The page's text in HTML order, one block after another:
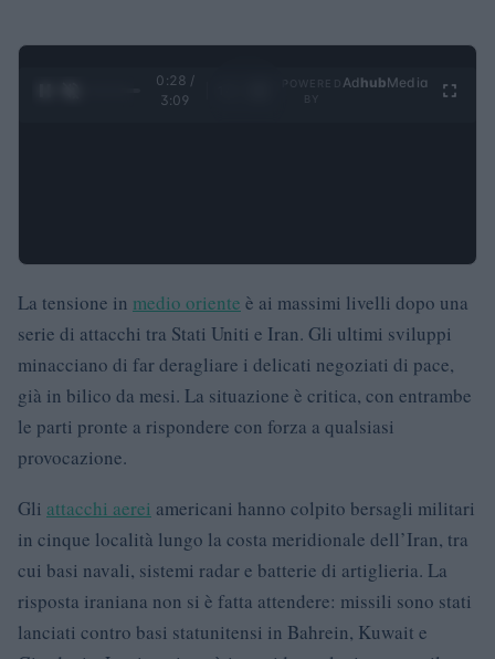
0:29 /
3:09
Ad hubMedia
La tensione in medio oriente è ai massimi livelli dopo una
serie di attacchi tra Stati Uniti e Iran. Gli ultimi sviluppi
minacciano di far deragliare i delicati negoziati di pace,
già in bilico da mesi. La situazione è critica, con entrambe
le parti pronte a rispondere con forza a qualsiasi
provocazione.
Gli attacchi aerei americani hanno colpito bersagli militari
in cinque località lungo la costa meridionale dell’Iran, tra
cui basi navali, sistemi radar e batterie di artiglieria. La
risposta iraniana non si è fatta attendere: missili sono stati
lanciati contro basi statunitensi in Bahrein, Kuwait e